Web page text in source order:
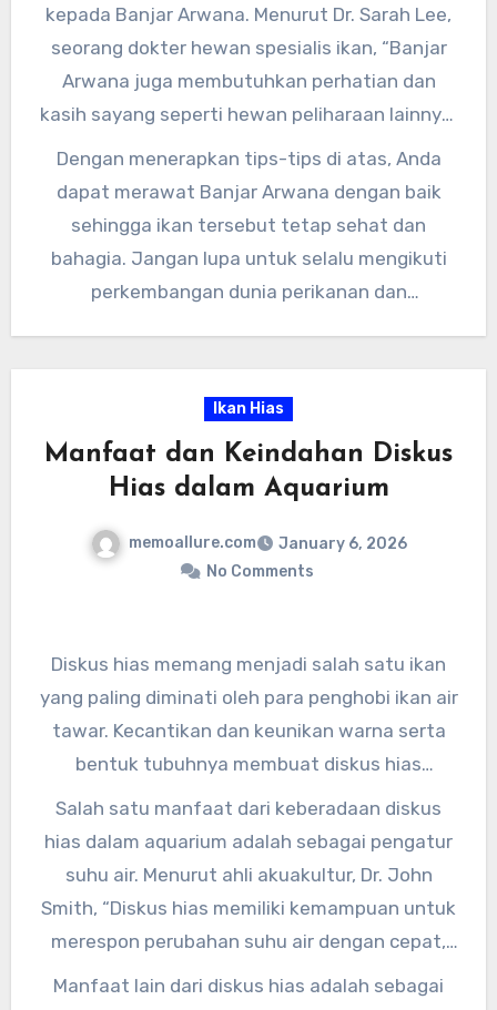
kepada Banjar Arwana. Menurut Dr. Sarah Lee,
seorang dokter hewan spesialis ikan, “Banjar
Arwana juga membutuhkan perhatian dan
kasih sayang seperti hewan peliharaan lainnya.
Berinteraksi secara positif dengan ikan ini
dapat membuatnya tetap bahagia dan sehat.”
Dengan menerapkan tips-tips di atas, Anda
dapat merawat Banjar Arwana dengan baik
sehingga ikan tersebut tetap sehat dan
bahagia. Jangan lupa untuk selalu mengikuti
perkembangan dunia perikanan dan
pecinta Banjar Arwana.
Ikan Hias
Manfaat dan Keindahan Diskus
Hias dalam Aquarium
memoallure.com
January 6, 2026
No Comments
Diskus hias memang menjadi salah satu ikan
yang paling diminati oleh para penghobi ikan air
tawar. Kecantikan dan keunikan warna serta
bentuk tubuhnya membuat diskus hias
menjadi pilihan utama untuk menghiasi
aquarium. Tidak hanya sebagai hiasan, diskus
hias juga memberikan manfaat yang baik
untuk keseimbangan ekosistem dalam
aquarium.
Salah satu manfaat dari keberadaan diskus
hias dalam aquarium adalah sebagai pengatur
suhu air. Menurut ahli akuakultur, Dr. John
Smith, “Diskus hias memiliki kemampuan untuk
merespon perubahan suhu air dengan cepat,
sehingga dapat membantu menjaga suhu air
Manfaat lain dari diskus hias adalah sebagai